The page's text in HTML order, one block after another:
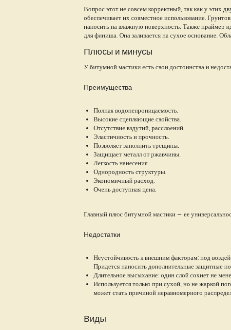
Вопрос этот не совсем корректный, так как у этих
обеспечивает их совместное использование.
наносить на влажную поверхность. Также праймер
для финиша. Она заливается на сухое основание.
Плюсы и минусы
У битумной мастики есть свои достоинства и
Преимущества
Полная водонепроницаемость.
Высокие сцепляющие свойства.
Отсутствие вздутий, расслоений.
Эластичность и прочность.
Позволяет заполнить трещины.
Защищает металл от ржавчины.
Легкость нанесения.
Однородность структуры.
Экономичный расход.
Очень доступная цена.
Главный плюс битумной мастики — ее
Недостатки
Неустойчивость к внешним факторам: под
Придется наносить дополнительные защитные
Длительное высыхание: один слой сохнет не
Используется только при сухой, но не жаркой
может стать причиной неравномерного
Виды